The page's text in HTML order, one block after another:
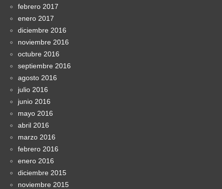
febrero 2017
enero 2017
diciembre 2016
noviembre 2016
octubre 2016
septiembre 2016
agosto 2016
julio 2016
junio 2016
mayo 2016
abril 2016
marzo 2016
febrero 2016
enero 2016
diciembre 2015
noviembre 2015